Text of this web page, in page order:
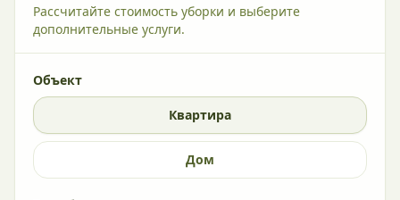
Рассчитайте стоимость уборки и выберите
дополнительные услуги.
Объект
Квартира
Дом